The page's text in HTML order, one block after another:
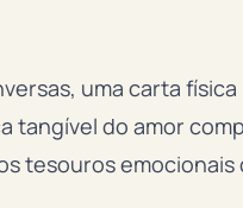
uma carta
tangível do amor
tesouros